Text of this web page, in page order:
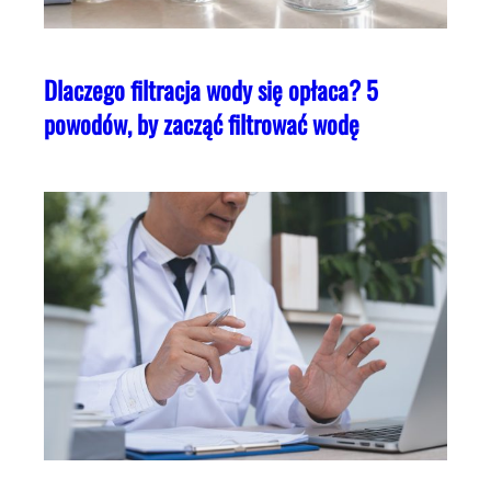
Dlaczego filtracja wody się opłaca? 5
powodów, by zacząć filtrować wodę